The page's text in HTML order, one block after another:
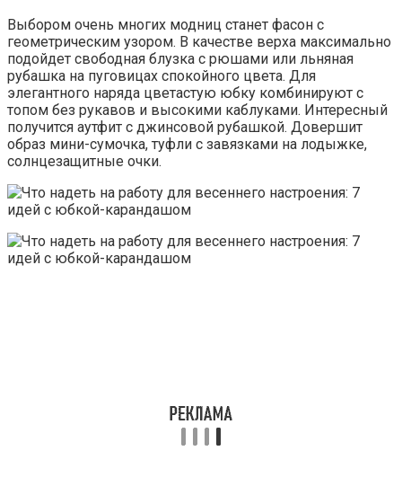
Выбором очень многих модниц станет фасон с
геометрическим узором. В качестве верха максимально
подойдет свободная блузка с рюшами или льняная
рубашка на пуговицах спокойного цвета. Для
элегантного наряда цветастую юбку комбинируют с
топом без рукавов и высокими каблуками. Интересный
получится аутфит с джинсовой рубашкой. Довершит
образ мини-сумочка, туфли с завязками на лодыжке,
солнцезащитные очки.